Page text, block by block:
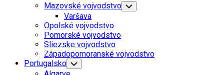
Mazovské vojvodstvo Toggle
Child
Varšava
Opolské vojvodstvo
Pomorské vojvodstvo
Sliezske vojvodstvo
Západopomoranské vojvodstvo
Portugalsko Toggle
Child